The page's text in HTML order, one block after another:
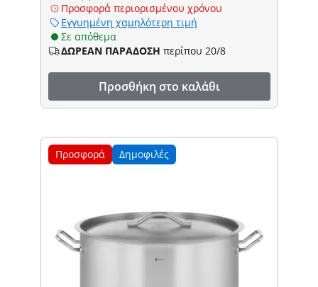
Προσφορά περιορισμένου χρόνου
Εγγυημένη χαμηλότερη τιμή
Σε απόθεμα
ΔΩΡΕΑΝ ΠΑΡΑΔΟΣΗ περίπου 20/8
Προσθήκη στο καλάθι
Προσφορά Δημοφιλές